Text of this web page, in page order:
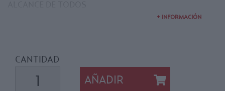
precisión superior a la milésima de segundo el sistema
Witty está diseñado para satisfacer todas las exigencias de
los entrenamientos cronometrados siendo la herramienta
+ INFORMACIÓN
CANTIDAD
AÑADIR